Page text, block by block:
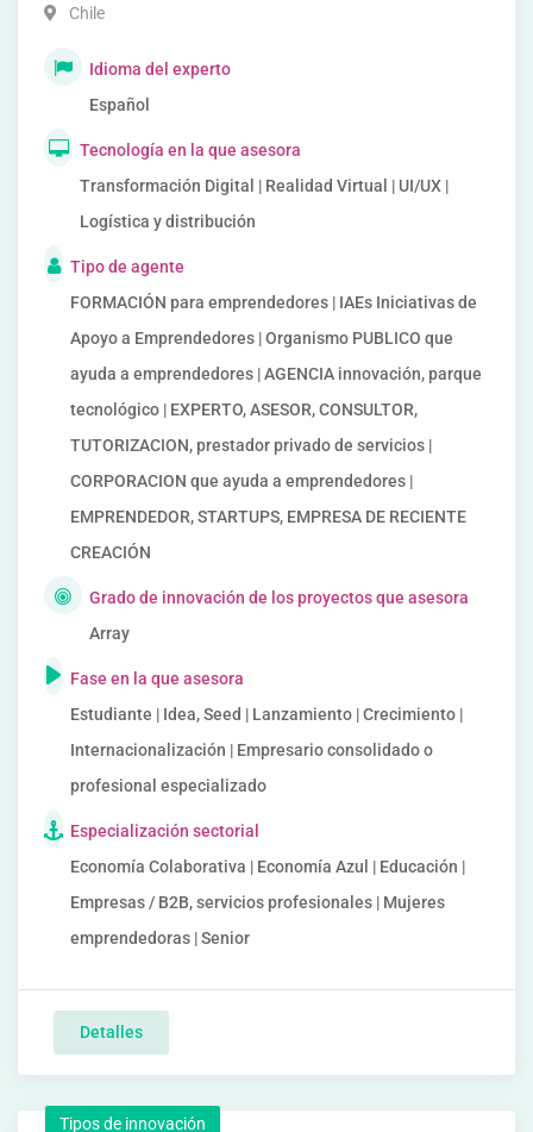
Chile
Idioma del experto
Español
Tecnología en la que asesora
Transformación Digital | Realidad Virtual | UI/UX |
Logística y distribución
Tipo de agente
FORMACIÓN para emprendedores | IAEs Iniciativas de
Apoyo a Emprendedores | Organismo PUBLICO que
ayuda a emprendedores | AGENCIA innovación, parque
tecnológico | EXPERTO, ASESOR, CONSULTOR,
TUTORIZACION, prestador privado de servicios |
CORPORACION que ayuda a emprendedores |
EMPRENDEDOR, STARTUPS, EMPRESA DE RECIENTE
CREACIÓN
Grado de innovación de los proyectos que asesora
Array
Fase en la que asesora
Estudiante | Idea, Seed | Lanzamiento | Crecimiento |
Internacionalización | Empresario consolidado o
profesional especializado
Especialización sectorial
Economía Colaborativa | Economía Azul | Educación |
Empresas / B2B, servicios profesionales | Mujeres
emprendedoras | Senior
Detalles
Tipos de innovación